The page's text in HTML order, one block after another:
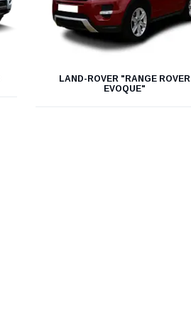
LAND-ROVER "RANGE ROVER
EVOQUE"